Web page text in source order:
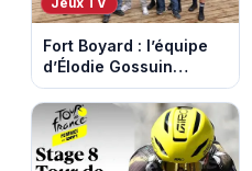
Jeux TV
Fort Boyard : l’équipe
d’Élodie Gossuin
termine avec une belle
somme pour l'Unicef et
le Refuge